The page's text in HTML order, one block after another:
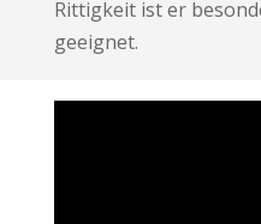
Rittigkeit ist er
geeignet.